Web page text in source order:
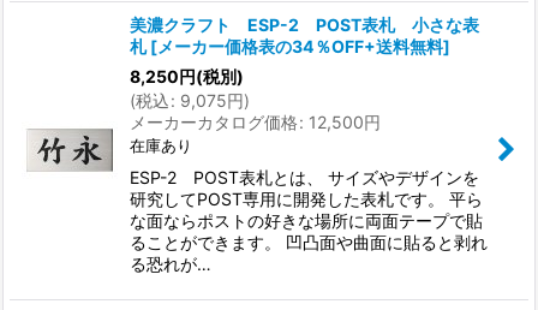
美濃クラフト ESP-2 POST表札 小さな表
札 [メーカー価格表の34％OFF+送料無料]
8,250円(税別)
(税込: 9,075円)
メーカーカタログ価格: 12,500円
在庫あり
ESP-2 POST表札とは、 サイズやデザインを
研究してPOST専用に開発した表札です。 平ら
な面ならポストの好きな場所に両面テープで貼
ることができます。 凹凸面や曲面に貼ると剥れ
る恐れが…